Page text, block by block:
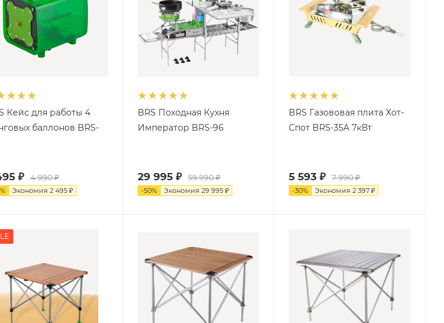
Кейс для работы 4
баллонов BRS-
₽ 4 990₽
% Экономия 2 495₽
BRS Походная Кухня
Император BRS-96
29 995₽ 59 990₽
-50% Экономия 29 995₽
BRS Газововая плита Хот-
Спот BRS-35A 7кВт
5 593 ₽ 7 990₽
-30% Экономия2 397 ₽